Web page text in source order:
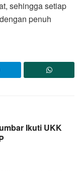
sehingga setiap
penuh
Ikuti UKK